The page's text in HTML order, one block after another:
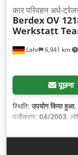
Lahr 6,941 km
कार परिवहन अर्ध-
Berdex OV
Werkstatt
पूछना
स्थिति:उपयोग किया हुआ,
पंजीकरण: 04/2003,
,